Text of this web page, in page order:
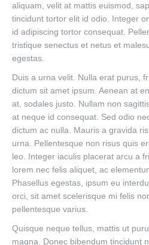
aliquam, velit at mattis euismod,
tincidunt tortor elit id odio. Integer
id adipiscing tortor consequat.
tristique senectus et netus et
egestas.
Duis a urna velit. Nulla erat purus,
dictum sit amet ipsum. Aenean at
at, sodales justo. Nullam non
at neque id consequat. Sed odio
dictum ac nulla. Mauris a gravida
urna. Pellentesque non risus quis
leo. Integer iaculis placerat arcu a
lorem nec felis aliquet, ac
Phasellus egestas, ipsum eu
orci, sit amet scelerisque mi felis
pellentesque varius.
Quisque neque tellus, mattis ut
magna. Donec bibendum tincidunt